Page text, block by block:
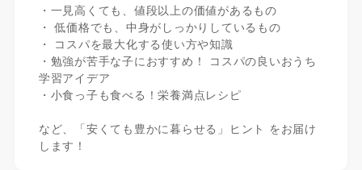
・一見高くても、値段以上の価値があるもの
・ 低価格でも、中身がしっかりしているもの
・ コスパを最大化する使い方や知識
・勉強が苦手な子におすすめ！ コスパの良いおうち
学習アイデア
・小食っ子も食べる！栄養満点レシピ
など、「安くても豊かに暮らせる」ヒント をお届け
します！